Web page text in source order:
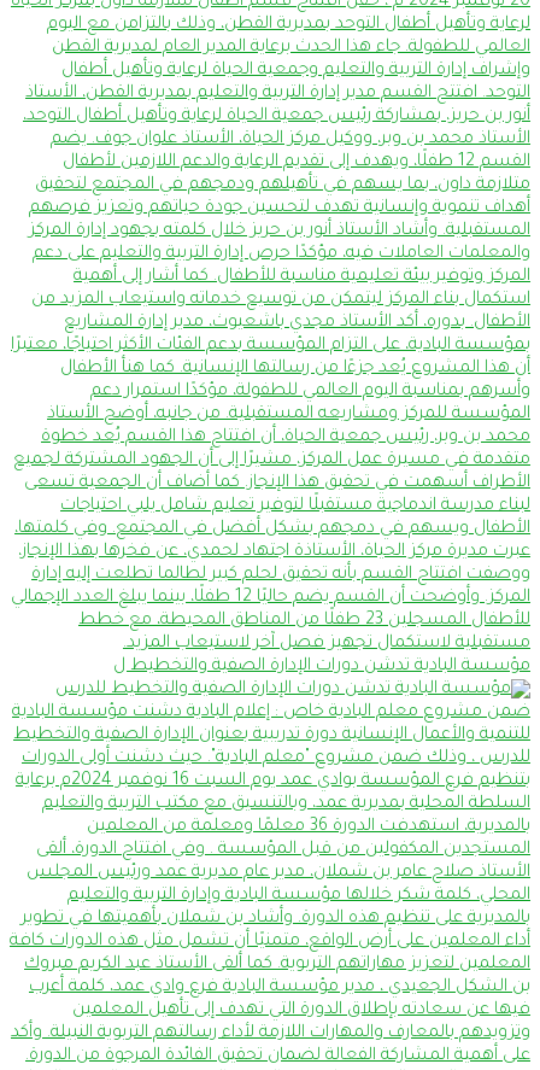
مؤسسة البادية تدشن دورات الإدارة الصفية والتخطيط ل